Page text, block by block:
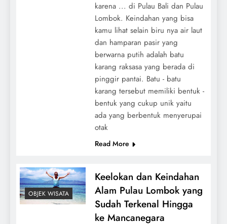
karena ... di Pulau Bali dan Pulau
Lombok. Keindahan yang bisa
kamu lihat selain biru nya air laut
dan hamparan pasir yang
berwarna putih adalah batu
karang raksasa yang berada di
pinggir pantai. Batu - batu
karang tersebut memiliki bentuk -
bentuk yang cukup unik yaitu
ada yang berbentuk menyerupai
otak
Read More
OBJEK WISATA
Keelokan dan Keindahan
Alam Pulau Lombok yang
Sudah Terkenal Hingga
ke Mancanegara